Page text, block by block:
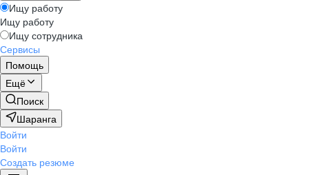
Ищу работу
Ищу работу
Ищу сотрудника
Сервисы
Помощь
Ещё
Поиск
Шаранга
Войти
Войти
Создать резюме